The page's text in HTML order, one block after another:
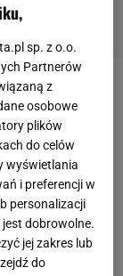
roku
go na
grze
sierpnia. A
największe
sp. z o.o.
Partnerów
z
osobowe
plików
do celów
wyświetlania
i preferencji w
personalizacji
dobrowolne.
jej zakres lub
do